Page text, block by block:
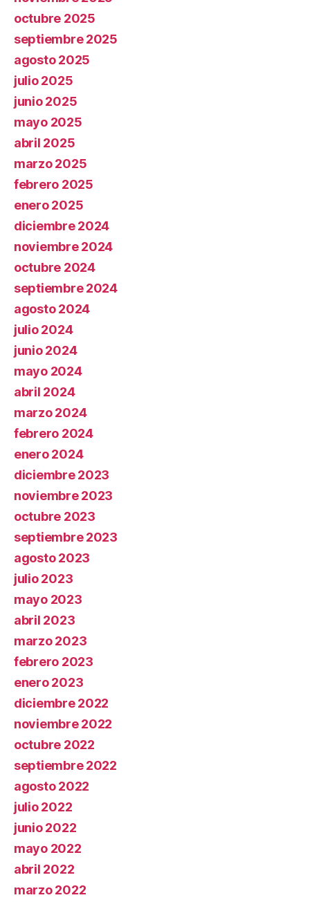
octubre 2025
septiembre 2025
agosto 2025
julio 2025
junio 2025
mayo 2025
abril 2025
marzo 2025
febrero 2025
enero 2025
diciembre 2024
noviembre 2024
octubre 2024
septiembre 2024
agosto 2024
julio 2024
junio 2024
mayo 2024
abril 2024
marzo 2024
febrero 2024
enero 2024
diciembre 2023
noviembre 2023
octubre 2023
septiembre 2023
agosto 2023
julio 2023
mayo 2023
abril 2023
marzo 2023
febrero 2023
enero 2023
diciembre 2022
noviembre 2022
octubre 2022
septiembre 2022
agosto 2022
julio 2022
junio 2022
mayo 2022
abril 2022
marzo 2022